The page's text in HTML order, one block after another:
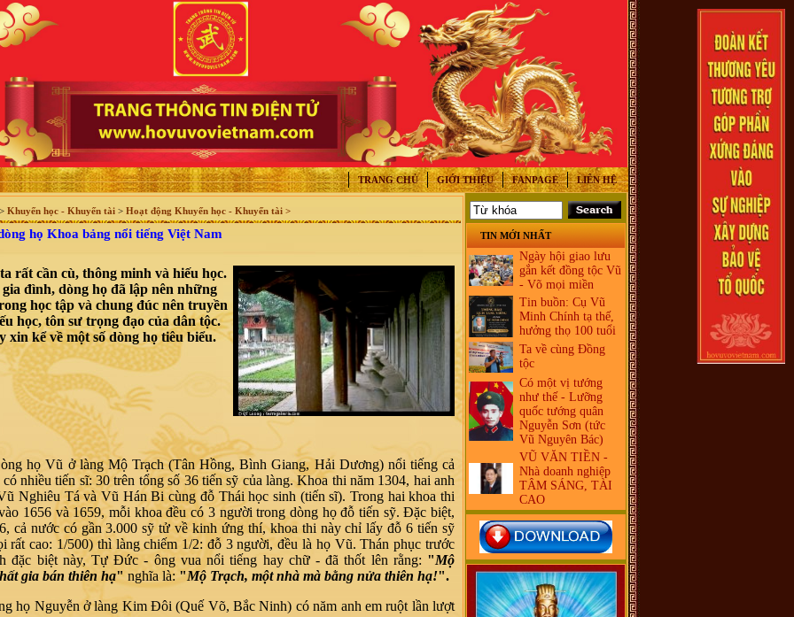
TRANG CHỦ GIỚI THIỆU FANPAGE LIÊN HỆ
> Khuyến học - Khuyến tài > Hoạt động Khuyến học - Khuyến tài >
họ Khoa bảng nổi tiếng Việt Nam
rất cần cù, thông minh và hiếu học.
đình, dòng họ đã lập nên những
học tập và chung đúc nên truyền
học, tôn sư trọng đạo của dân tộc.
xin kể về một số dòng họ tiêu biểu.
Vũ ở làng Mộ Trạch (Tân Hồng, Bình Giang, Hải Dương) nổi tiếng cả
nhiều tiến sĩ: 30 trên tổng số 36 tiến sỹ của làng. Khoa thi năm 1304, hai anh
Nghiêu Tá và Vũ Hán Bi cùng đỗ Thái học sinh (tiến sĩ). Trong hai khoa thi
1656 và 1659, mỗi khoa đều có 3 người trong dòng họ đỗ tiến sỹ. Đặc biệt,
cả nước có gần 3.000 sỹ tử về kinh ứng thí, khoa thi này chỉ lấy đỗ 6 tiến sỹ
rất cao: 1/500) thì làng chiếm 1/2: đỗ 3 người, đều là họ Vũ. Thán phục trước
đặc biệt này, Tự Đức - ông vua nổi tiếng hay chữ - đã thốt lên rằng: "Mộ
gia bán thiên hạ" nghĩa là:"Mộ Trạch, một nhà mà bằng nửa thiên hạ!".
Nguyễn ở làng Kim Đôi (Quế Võ, Bắc Ninh) có năm anh em ruột lần lượt
TIN MỚI NHẤT
Ngày hội giao lưu
gắn kết đồng tộc Vũ
- Võ mọi miền
Tin buồn: Cụ Vũ
Minh Chính tạ thế,
hưởng thọ 100 tuổi
Ta về cùng Đồng
tộc
Có một vị tướng
như thế - Lưỡng
quốc tướng quân
Nguyễn Sơn (tức
Vũ Nguyên Bác)
VŨ VĂN TIỀN -
Nhà doanh nghiệp
TÂM SÁNG, TÀI
CAO